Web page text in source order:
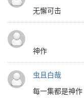
无懈可击
神作
虫且白哉
每一集都是神作